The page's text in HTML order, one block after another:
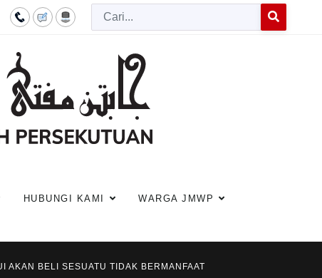
Cari
HUBUNGI KAMI WARGA JMWP
AKAN BELI SESUATU TIDAK BERMANFAAT